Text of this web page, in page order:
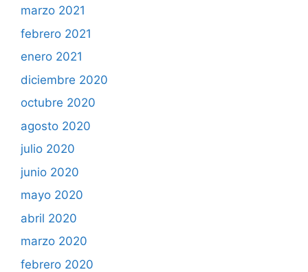
marzo 2021
febrero 2021
enero 2021
diciembre 2020
octubre 2020
agosto 2020
julio 2020
junio 2020
mayo 2020
abril 2020
marzo 2020
febrero 2020